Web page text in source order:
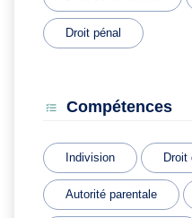
Droit pénal
Compétences
Indivision Droit
Autorité parentale